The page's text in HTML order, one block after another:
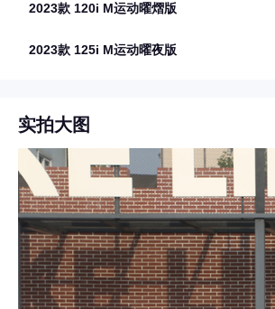
2023款 120i M运动曜熠版
2023款 125i M运动曜夜版
实拍大图